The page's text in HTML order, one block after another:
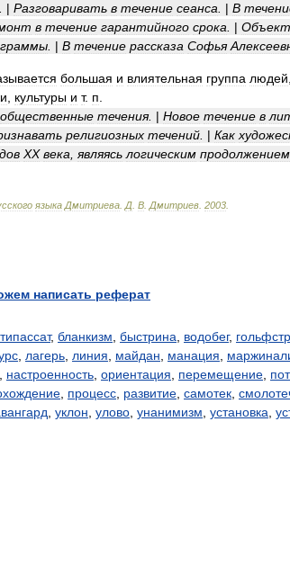
| Разговаривать в течение сеанса | В
в течение гарантийного срока | Объект
| В течение рассказа Софья
большая и влиятельная группа людей
культуры и т. п
общественные течения. | Новое течение в
религиозных течений | Как
XX века являясь логическим продолжением
языка Дмитриева Д В Дмитриев 2003
написать реферат
, бланкизм быстрина водобег,
лагерь линия майдан манация
настроенность ориентация перемещение
процесс развитие самотек
уклон улово унанимизм установка